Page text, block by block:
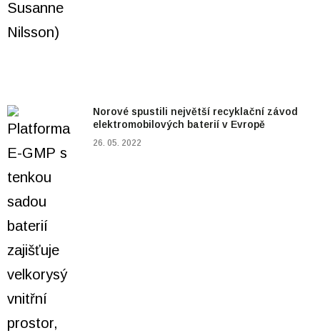
Norové spustili největší recyklační závod
elektromobilových baterií v Evropě
26. 05. 2022